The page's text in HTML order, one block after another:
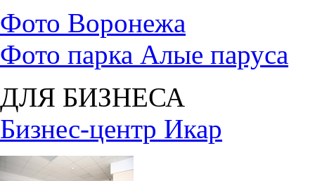
Фото Воронежа
Фото парка Алые паруса
ДЛЯ БИЗНЕСА
Бизнес-центр Икар